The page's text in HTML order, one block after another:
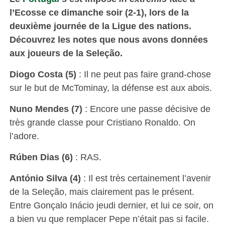
l’Ecosse ce dimanche soir (2-1), lors de la
deuxième journée de la Ligue des nations.
Découvrez les notes que nous avons données
aux joueurs de la Seleção.
Diogo Costa (5) : Il ne peut pas faire grand-chose
sur le but de McTominay, la défense est aux abois.
Nuno Mendes (7) : Encore une passe décisive de
très grande classe pour Cristiano Ronaldo. On
l’adore.
Rúben Dias (6) : RAS.
António Silva (4) : Il est très certainement l’avenir
de la Seleção, mais clairement pas le présent.
Entre Gonçalo Inácio jeudi dernier, et lui ce soir, on
a bien vu que remplacer Pepe n’était pas si facile.